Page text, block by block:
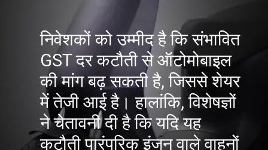
निवेशकों को उम्मीद है कि संभावित
GST दर कटौती से ऑटोमोबाइल
की मांग बढ़ सकती है, जिससे शेयर
में तेजी आई है। हालांकि, विशेषज्ञों
ने चेतावनी दी है कि यदि यह
कटौती पारंपरिक इंजन वाले वाहनों